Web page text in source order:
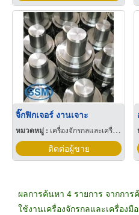
จิ๊กฟิกเจอร์ งานเจาะ
หมวดหมู่ : เครื่องจักรกลและเครื่องมือกล
ติดต่อผู้ขาย
ผลการค้นหา 4 รายการ จากกา
ใช้งานเครื่องจักรกลและเครื่องมื